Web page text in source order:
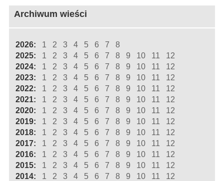
Archiwum wieści
2026: 1 2 3 4 5 6 7
8
2025:
1 2 3 4 5 6 7 8 9 10 11
12
2024:
1 2 3 4 5 6 7 8 9 10 11
12
2023:
1 2 3 4 5 6 7 8 9 10 11
12
2022:
1 2 3 4 5 6 7 8 9 10 11
12
2021:
1 2 3 4 5 6 7 8 9 10 11
12
2020:
1 2 3 4 5 6 7 8 9 10 11
12
2019:
1 2 3 4 5 6 7 8 9 10 11
12
2018:
1 2 3 4 5 6 7 8 9 10 11
12
2017:
1 2 3 4 5 6 7 8 9 10 11
12
2016:
1 2 3 4 5 6 7 8 9 10 11
12
2015:
1 2 3 4 5 6 7 8 9 10 11
12
2014:
1 2 3 4 5 6 7 8 9 10 11 12